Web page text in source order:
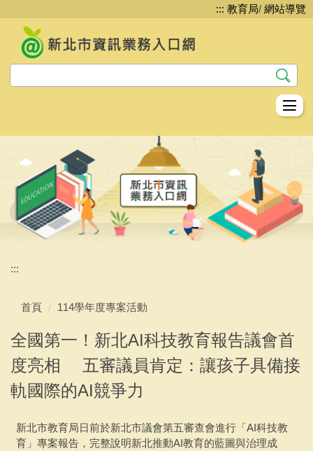
容
::: 教育局/ 網站導覽
資訊安全
網路管理
系統服務
平台服務
專案活動
聯繫會議
下載專區
採購說明及相關文件
:::
首頁 114學年度專案活動
全國第一！新北AI科技教育報告議會首
度亮相 五審議員肯定：讓孩子具備接
軌國際的AI競爭力
新北市教育局日前於新北市議會第五審查會進行「AI科技教
育」專案報告，完整說明新北推動AI教育的藍圖與治理成